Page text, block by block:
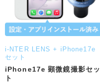
i-NTER LENS + iPhone17e
セット
iPhone17e 顕微鏡撮影セッ
ト